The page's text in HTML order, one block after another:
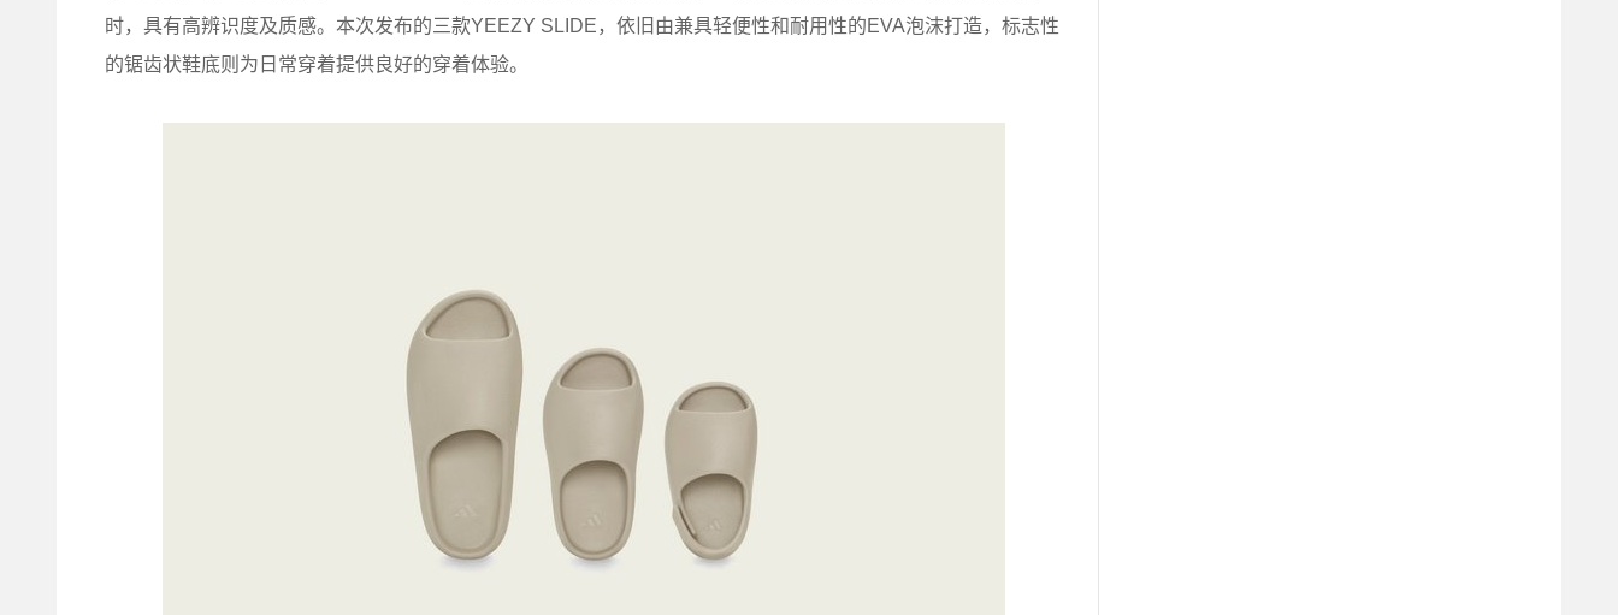
时，具有高辨识度及质感。本次发布的三款YEEZY SLIDE，依旧由兼具轻便性和耐用性的EVA泡沫打造，标志性
的锯齿状鞋底则为日常穿着提供良好的穿着体验。